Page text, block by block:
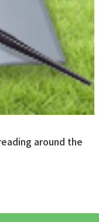
around the